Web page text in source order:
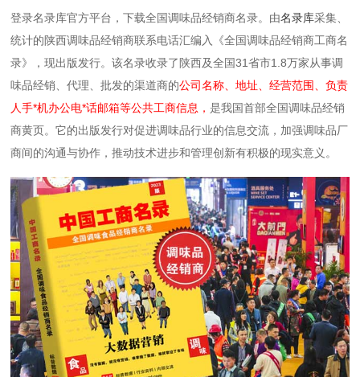
登录名录库官方平台，下载全国调味品经销商名录。由名录库采集、
统计的陕西调味品经销商联系电话汇编入《全国调味品经销商工商名
录》，现出版发行。该名录收录了陕西及全国31省市1.8万家从事调
味品经销、代理、批发的渠道商的公司名称、地址、经营范围、负责
人手*机办公电*话邮箱等公共工商信息，是我国首部全国调味品经销
商黄页。它的出版发行对促进调味品行业的信息交流，加强调味品厂
商间的沟通与协作，推动技术进步和管理创新有积极的现实意义。